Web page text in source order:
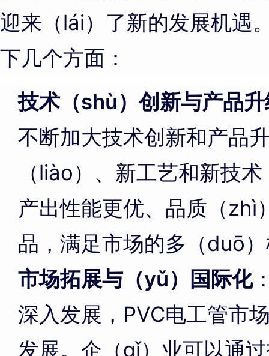
迎来（lái）了新的发展机遇
下几个方面：
技术（shù）创新与产品
不断加大技术创新和产品
（liào）、新工艺和新技
产出性能更优、品质（zhì
品，满足市场的多（duō
市场拓展与（yǔ）国际化
深入发展，PVC电工管市
发展。企（qǐ）业可以通